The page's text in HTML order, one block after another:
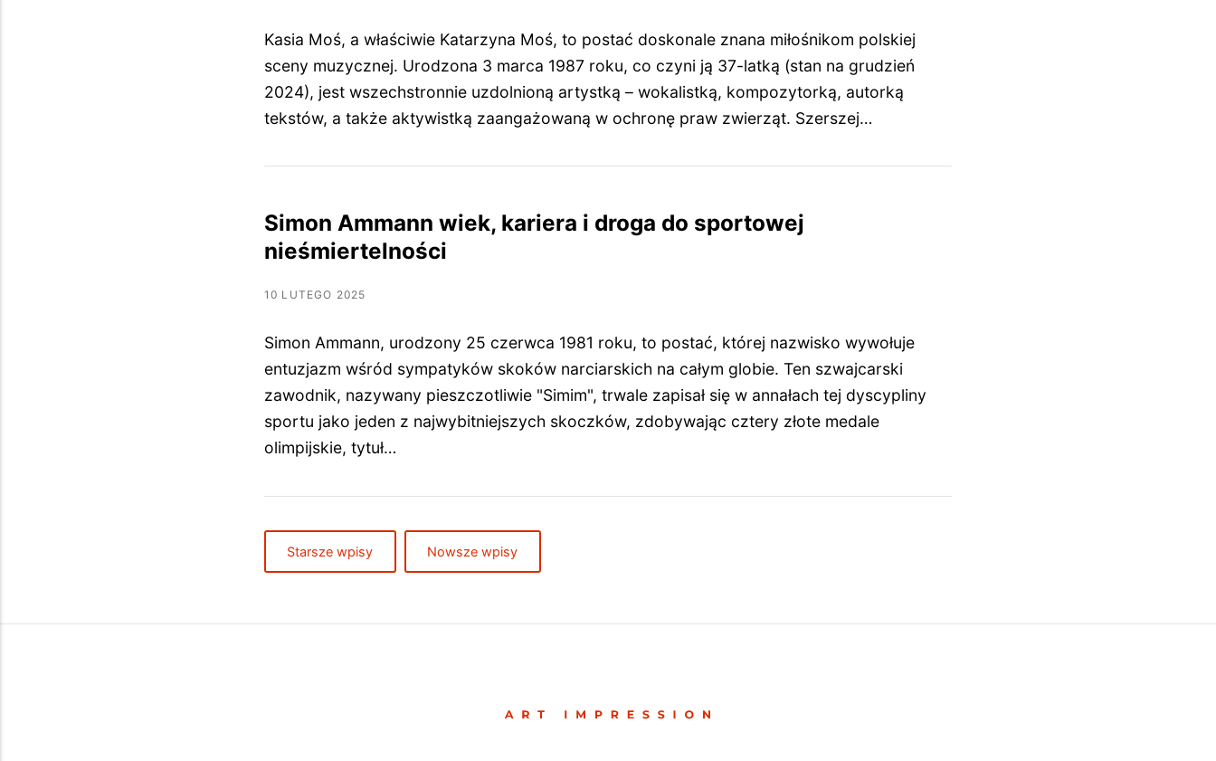
Kasia Moś, a właściwie Katarzyna Moś, to postać doskonale znana miłośnikom polskiej
sceny muzycznej. Urodzona 3 marca 1987 roku, co czyni ją 37-latką (stan na grudzień
2024), jest wszechstronnie uzdolnioną artystką – wokalistką, kompozytorką, autorką
tekstów, a także aktywistką zaangażowaną w ochronę praw zwierząt. Szerszej…
Simon Ammann wiek, kariera i droga do sportowej
nieśmiertelności
10 LUTEGO 2025
Simon Ammann, urodzony 25 czerwca 1981 roku, to postać, której nazwisko wywołuje
entuzjazm wśród sympatyków skoków narciarskich na całym globie. Ten szwajcarski
zawodnik, nazywany pieszczotliwie "Simim", trwale zapisał się w annałach tej dyscypliny
sportu jako jeden z najwybitniejszych skoczków, zdobywając cztery złote medale
olimpijskie, tytuł…
Starsze wpisy Nowsze wpisy